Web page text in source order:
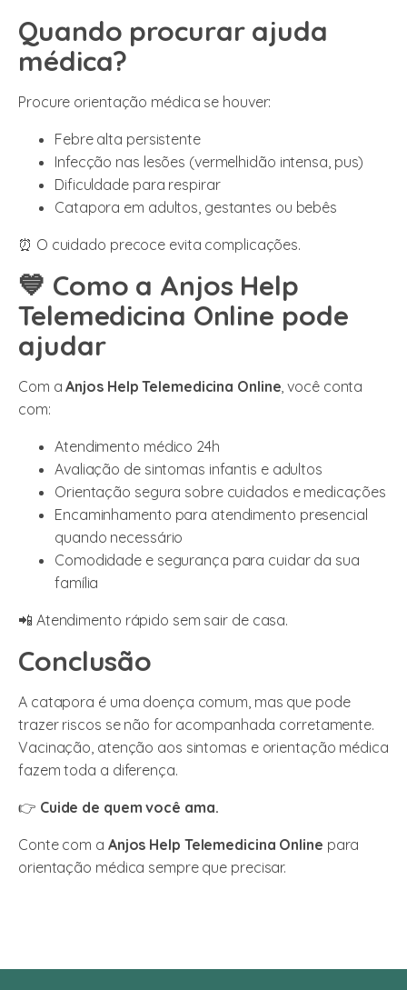
Quando procurar ajuda
médica?
Procure orientação médica se houver:
Febre alta persistente
Infecção nas lesões (vermelhidão intensa, pus)
Dificuldade para respirar
Catapora em adultos, gestantes ou bebês
⏰ O cuidado precoce evita complicações.
💙 Como a Anjos Help
Telemedicina Online pode
ajudar
Com aAnjos Help Telemedicina Online, você conta
com:
Atendimento médico 24h
Avaliação de sintomas infantis e adultos
Orientação segura sobre cuidados e medicações
Encaminhamento para atendimento presencial
quando necessário
Comodidade e segurança para cuidar da sua
família
📲 Atendimento rápido sem sair de casa.
Conclusão
A catapora é uma doença comum, mas que pode
trazer riscos se não for acompanhada corretamente.
Vacinação, atenção aos sintomas e orientação médica
fazem toda a diferença.
👉 Cuide de quem você ama.
Conte com a Anjos Help Telemedicina Online para
orientação médica sempre que precisar.